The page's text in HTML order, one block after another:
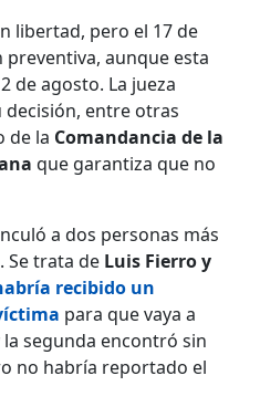
libertad, pero el 17 de
aunque esta
de agosto. La jueza
entre otras
de la Comandancia de la
que garantiza que no
a dos personas más
Se trata de Luis Fierro y
recibido un
para que vaya a
segunda encontró sin
no habría reportado el